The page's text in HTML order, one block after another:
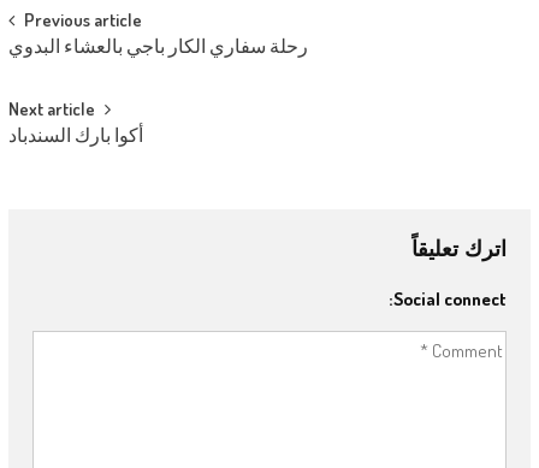
Previous article
رحلة سفاري الكار باجي بالعشاء البدوي
Next article
أكوا بارك السندباد
اترك تعليقاً
Social connect: